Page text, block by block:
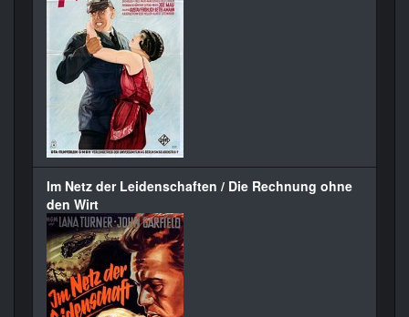
Im Netz der Leidenschaften / Die Rechnung ohne
den Wirt